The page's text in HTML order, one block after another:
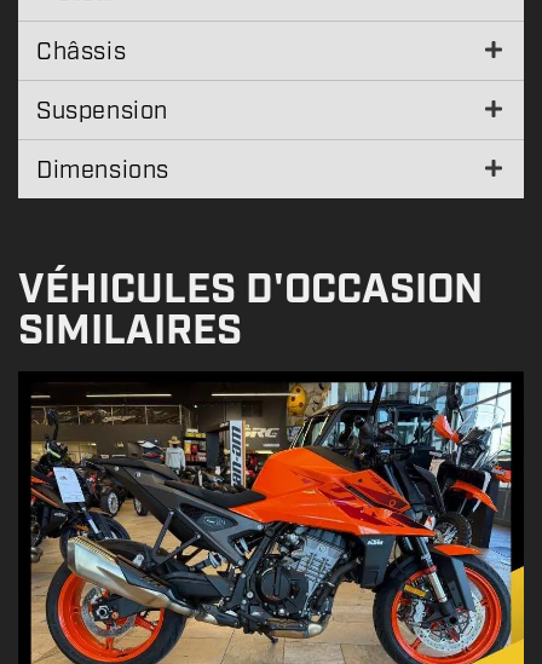
Châssis
Suspension
Dimensions
VÉHICULES D'OCCASION
SIMILAIRES